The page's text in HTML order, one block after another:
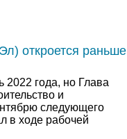
откроется раньше
года, но Глава
и
следующего
в ходе рабочей